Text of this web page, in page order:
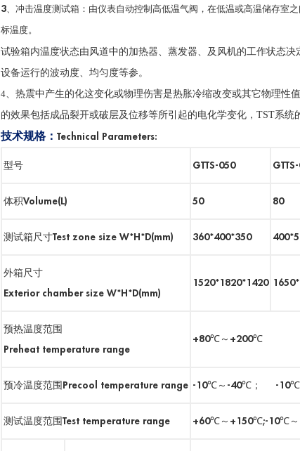
3、冲击温度测试箱：由仪表自动控制高低温气阀，在低温或高温储存室
标温度。
试验箱内温度状态由风道中的加热器、蒸发器、及风机的工作状态
设备运行的波动度、均匀度等参。
4、 热震中产生的化这变化或物理伤害是热胀冷缩改变或其它物理性
的效果包括成品裂开或破层及位移等所引起的电化学变化， TST系统
技术规格： Technical Parameters:
型号 GTTS-050
体积Volume(L) 50 80
测试箱尺寸Test zone size W*H*D(mm) 360*400*350
外箱尺寸
Exterior chamber size W*H*D(mm)
1520*1820*1420
预热温度范围
Preheat temperature range
+80℃～+200℃
预冷温度范围Precool temperature range -10℃～-40℃； -
测试温度范围Test temperature range +60℃～+150℃;-10℃